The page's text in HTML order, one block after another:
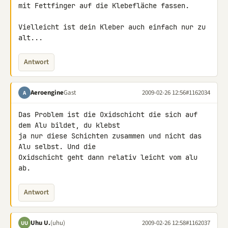
mit Fettfinger auf die Klebefläche fassen.
Vielleicht ist dein Kleber auch einfach nur zu
alt...
Antwort
A AeroengineGast 2009-02-26 12:56#1162034
Das Problem ist die Oxidschicht die sich auf
dem Alu bildet, du klebst
ja nur diese Schichten zusammen und nicht das
Alu selbst. Und die
Oxidschicht geht dann relativ leicht vom alu
ab.
Antwort
UU Uhu U.(uhu) 2009-02-26 12:58#1162037